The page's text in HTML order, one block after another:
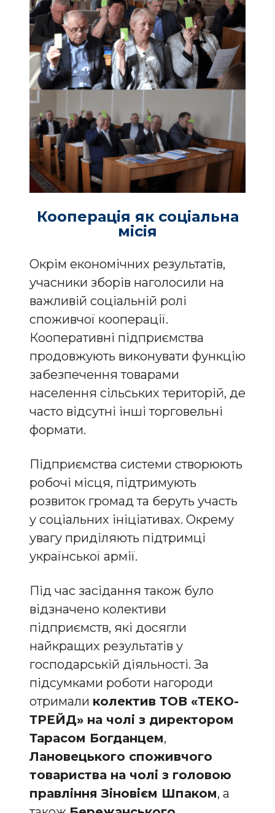
Кооперація як соціальна
місія
Окрім економічних результатів,
учасники зборів наголосили на
важливій соціальній ролі
споживчої кооперації.
Кооперативні підприємства
продовжують виконувати функцію
забезпечення товарами
населення сільських територій, де
часто відсутні інші торговельні
формати.
Підприємства системи створюють
робочі місця, підтримують
розвиток громад та беруть участь
у соціальних ініціативах. Окрему
увагу приділяють підтримці
української армії.
Під час засідання також було
відзначено колективи
підприємств, які досягли
найкращих результатів у
господарській діяльності. За
підсумками роботи нагороди
отримали колектив ТОВ «ТЕКО-
ТРЕЙД» на чолі з директором
Тарасом Богданцем,
Лановецького споживчого
товариства на чолі з головою
правління Зіновієм Шпаком, а